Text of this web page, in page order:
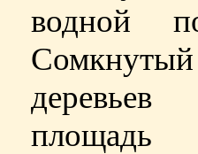
водной
площадь